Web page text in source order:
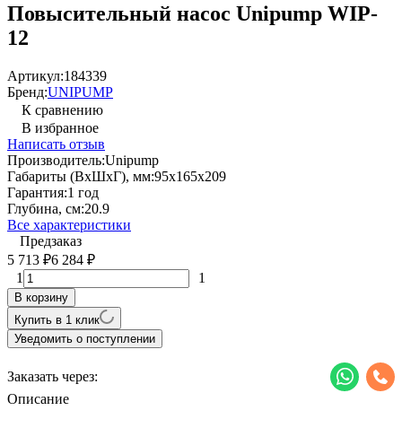
Повысительный насос Unipump WIP-
12
Артикул:184339
Бренд:UNIPUMP
К сравнению
В избранное
Написать отзыв
Производитель:Unipump
Габариты (ВхШхГ), мм:95х165х209
Гарантия:1 год
Глубина, см:20.9
Все характеристики
Предзаказ
5 713 ₽6 284 ₽
1 1
В корзину
Купить в 1 клик
Уведомить о поступлении
Заказать через:
Описание